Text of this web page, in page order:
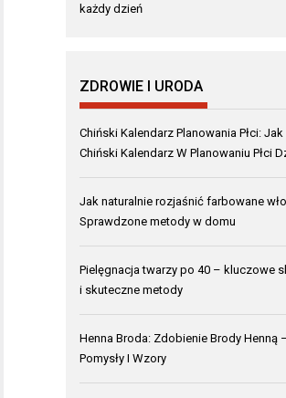
każdy dzień
ZDROWIE I URODA
Chiński Kalendarz Planowania Płci: Jak
Chiński Kalendarz W Planowaniu Płci
Jak naturalnie rozjaśnić farbowane
Sprawdzone metody w domu
Pielęgnacja twarzy po 40 – kluczowe
i skuteczne metody
Henna Broda: Zdobienie Brody Henną
Pomysły I Wzory